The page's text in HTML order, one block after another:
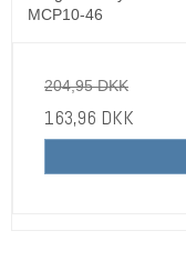
MCP10-46
204,95 DKK
163,96 DKK